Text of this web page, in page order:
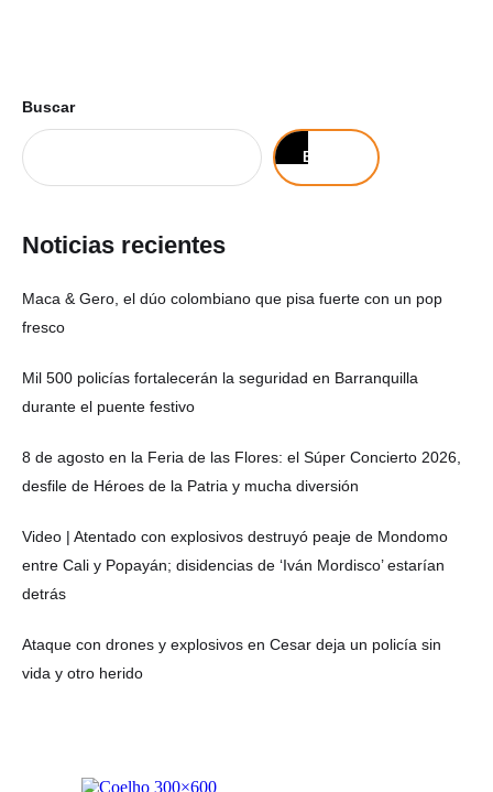
Buscar
Buscar
Noticias recientes
Maca & Gero, el dúo colombiano que pisa fuerte con un pop
fresco
Mil 500 policías fortalecerán la seguridad en Barranquilla
durante el puente festivo
8 de agosto en la Feria de las Flores: el Súper Concierto 2026,
desfile de Héroes de la Patria y mucha diversión
Video | Atentado con explosivos destruyó peaje de Mondomo
entre Cali y Popayán; disidencias de ‘Iván Mordisco’ estarían
detrás
Ataque con drones y explosivos en Cesar deja un policía sin
vida y otro herido